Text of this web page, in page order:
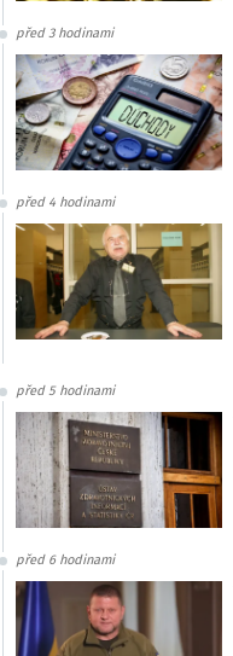
před 3 hodinami
před 4 hodinami
před 5 hodinami
před 6 hodinami